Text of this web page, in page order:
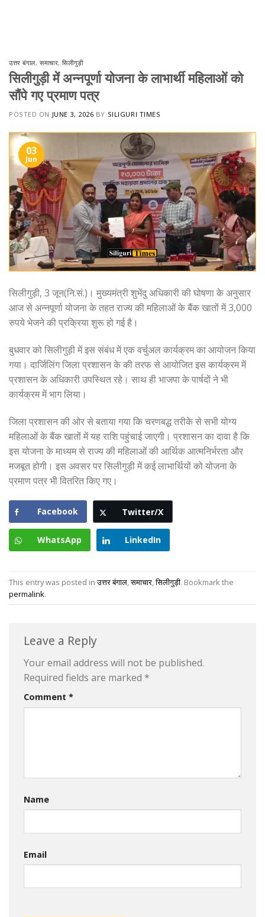
उत्तर बंगाल,समाचार,सिलीगुड़ी
सिलीगुड़ी में अन्नपूर्णा योजना के लाभार्थी महिलाओं को
सौंपे गए प्रमाण पत्र
POSTED ON JUNE 3, 2026 BY SILIGURI TIMES
03
Jun
सिलीगुड़ी, 3 जून(नि.सं.)। मुख्यमंत्री शुभेंदु अधिकारी की घोषणा के अनुसार
आज से अन्नपूर्णा योजना के तहत राज्य की महिलाओं के बैंक खातों में 3,000
रुपये भेजने की प्रक्रिया शुरू हो गई है।
बुधवार को सिलीगुड़ी में इस संबंध में एक वर्चुअल कार्यक्रम का आयोजन किया
गया। दार्जिलिंग जिला प्रशासन के की तरफ से आयोजित इस कार्यक्रम में
प्रशासन के अधिकारी उपस्थित रहे। साथ ही भाजपा के पार्षदों ने भी
कार्यक्रम में भाग लिया।
जिला प्रशासन की ओर से बताया गया कि चरणबद्ध तरीके से सभी योग्य
महिलाओं के बैंक खातों में यह राशि पहुंचाई जाएगी। प्रशासन का दावा है कि
इस योजना के माध्यम से राज्य की महिलाओं की आर्थिक आत्मनिर्भरता और
मजबूत होगी। इस अवसर पर सिलीगुड़ी में कई लाभार्थियों को योजना के
प्रमाण पत्र भी वितरित किए गए।
Facebook Twitter/X
WhatsApp LinkedIn
This entry was posted inउत्तर बंगाल,समाचार,सिलीगुड़ी. Bookmark the
permalink.
Leave a Reply
Your email address will not be published.
Required fields are marked *
Comment *
Name
Email